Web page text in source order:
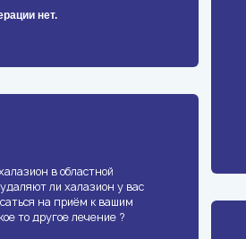
нет.
в областной
ли халазион у вас
на приём к вашим
то другое лечение ?